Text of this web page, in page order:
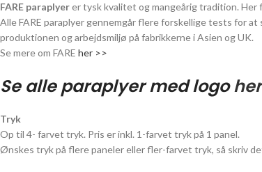
FARE paraplyerer tysk kvalitet og mangeårig tradition.
Alle FARE paraplyer gennemgår flere forskellige tests for
produktionen og arbejdsmiljø på fabrikkerne i Asien og UK.
Se mere om FARE her >>
Se alle paraplyer med logo
Tryk
Op til 4- farvet tryk. Pris er inkl. 1-farvet tryk på 1 panel.
Ønskes tryk på flere paneler eller fler-farvet tryk, så skriv